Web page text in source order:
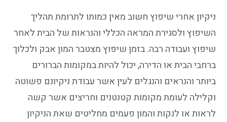
ניקיון אחרי שיפוץ חשוב מאין כמותו לתרומת תהליך
השיפוץ ולסגירת המראה הכללי והנראות של הבית לאחר
שיפוץ ועבודה רבה. בזמן שיפוץ מצטבר המון אבק ולכלוך
ברחבי הבית או הדירה, יכול להיות במקומות הברורים
ביותר והנראים והנגלים לעין אשר עבודת ניקיונם פשוטה
וקלילה לעומת מקומות קטנטנים וחריצים אשר קשה
לראות או לנקות והמון פעמים מחליטים שאת הניקיון